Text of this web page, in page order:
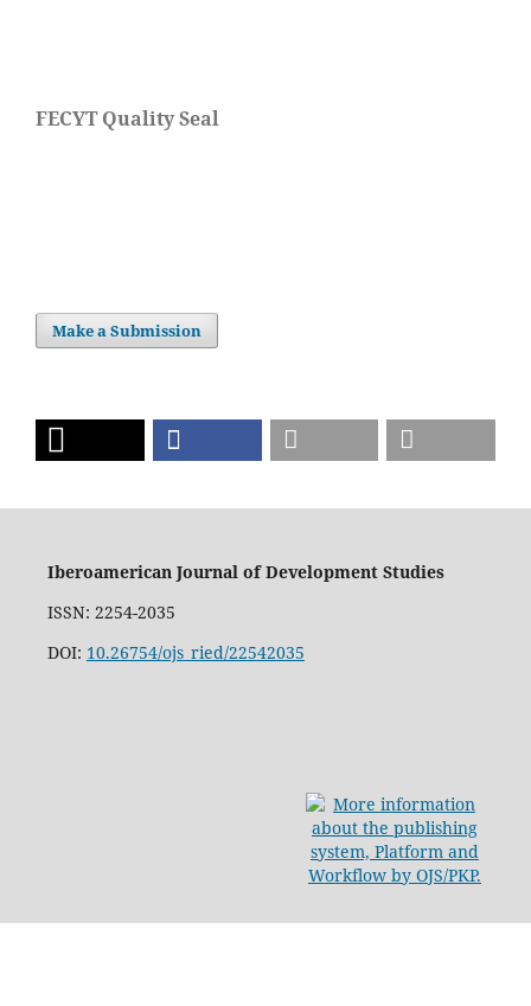
FECYT Quality Seal
Make a Submission
Iberoamerican Journal of Development Studies
ISSN: 2254-2035
DOI: 10.26754/ojs_ried/22542035